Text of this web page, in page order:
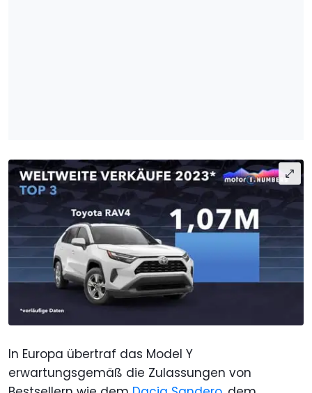
In Europa übertraf das Model Y
erwartungsgemäß die Zulassungen von